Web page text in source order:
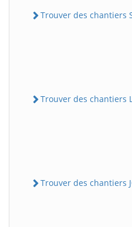
Trouver des chantiers
Trouver des chantiers
Trouver des chantiers